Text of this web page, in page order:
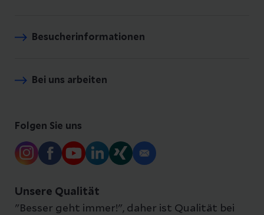
Besucherinformationen
Bei uns arbeiten
Folgen Sie uns
Unsere Qualität
"Besser geht immer!", daher ist Qualität bei